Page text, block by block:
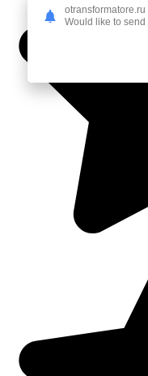
otransformatore.ru
Would like to